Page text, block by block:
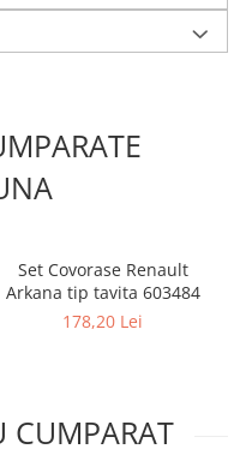
Set Covorase Renault
Arkana tip tavita 603484
178,20 Lei
CUMPARAT